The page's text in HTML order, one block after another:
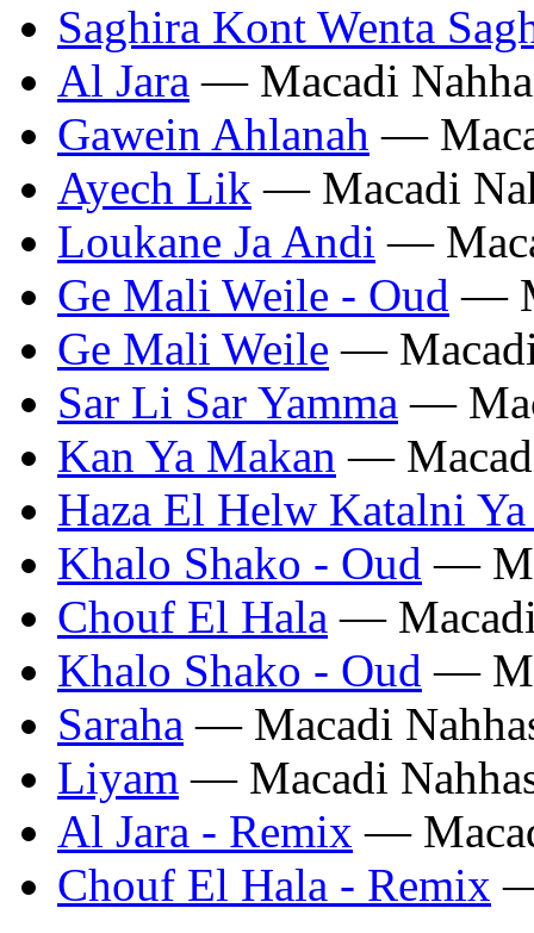
Saghira Kont Wenta
Al Jara — Macadi
Gawein Ahlanah —
Ayech Lik — Macadi
Loukane Ja Andi —
Ge Mali Weile - Oud —
Ge Mali Weile —
Sar Li Sar Yamma —
Kan Ya Makan —
Haza El Helw Katalni
Khalo Shako - Oud —
Chouf El Hala —
Khalo Shako - Oud —
Saraha — Macadi
Liyam — Macadi
Al Jara - Remix —
Chouf El Hala - Remix